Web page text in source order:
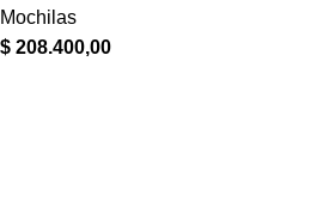
Mochilas
$ 208.400,00